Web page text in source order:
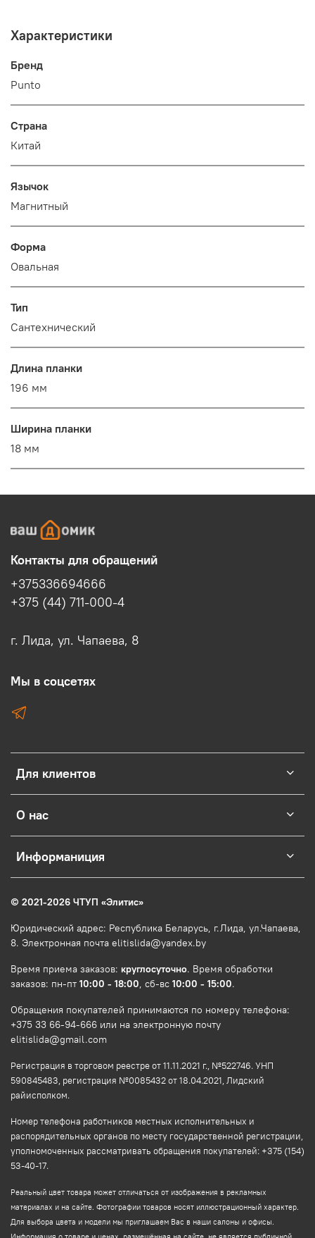
Характеристики
Бренд
Punto
Страна
Китай
Язычок
Магнитный
Форма
Овальная
Тип
Сантехнический
Длина планки
196 мм
Ширина планки
18 мм
Для клиентов
О нас
Информаниция
Контакты для обращений
+375336694666
+375 (44) 711-000-4
г. Лида, ул. Чапаева, 8
Мы в соцсетях
© 2021-2026 ЧТУП «Элитис»
Юридический адрес: Республика Беларусь, г.Лида, ул.Чапаева,
8. Электронная почта elitislida@yandex.by
Время приема заказов: круглосуточно. Время обработки
заказов: пн-пт 10:00 - 18:00, сб-вс 10:00 - 15:00.
Обращения покупателей принимаются по номеру телефона:
+375 33 66-94-666 или на электронную почту
elitislida@gmail.com
Регистрация в торговом реестре от 11.11.2021 г., №522746. УНП
590845483, регистрация №0085432 от 18.04.2021, Лидский
райисполком.
Номер телефона работников местных исполнительных и
распорядительных органов по месту государственной регистрации,
уполномоченных рассматривать обращения покупателей: +375 (154)
53-40-17.
Реальный цвет товара может отличаться от изображения в рекламных
материалах и на сайте. Фотографии товаров носят иллюстрационный характер.
Для выбора цвета и модели мы приглашаем Вас в наши салоны и офисы.